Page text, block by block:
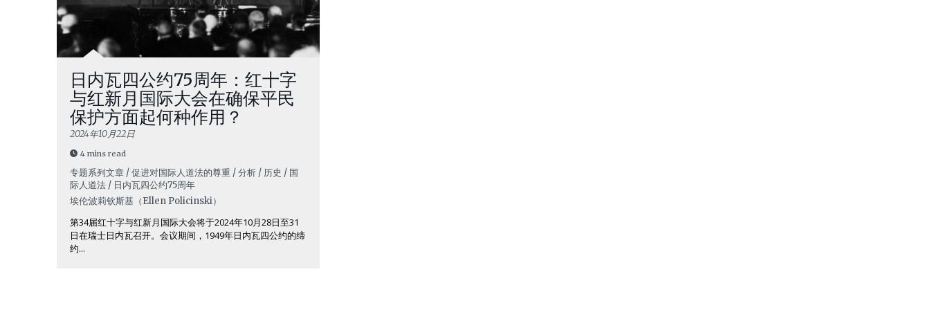
日内瓦四公约75周年：红十字
与红新月国际大会在确保平民
保护方面起何种作用？
2024年10月22日
4 mins read
专题系列文章 / 促进对国际人道法的尊重 / 分析 / 历史 / 国
际人道法 / 日内瓦四公约75周年
埃伦·波莉钦斯基（Ellen Policinski）
第34届红十字与红新月国际大会将于2024年10月28日至31
日在瑞士日内瓦召开。会议期间，1949年日内瓦四公约的缔
约...